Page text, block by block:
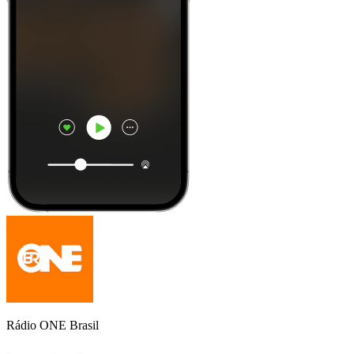
Rádio ONE Brasil